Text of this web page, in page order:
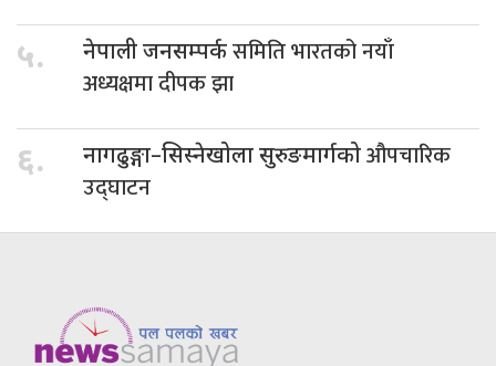
५. नेपाली जनसम्पर्कसमिति भारतको नयाँ
अध्यक्षमा दीपक झा
६. नागढुङ्गा–सिस्नेखोला सुरुङमार्गकोऔपचारिक
उद्घाटन